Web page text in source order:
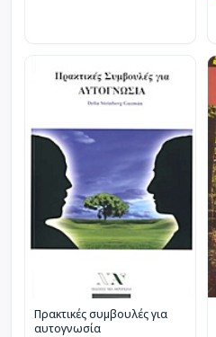
Πρακτικές συμβουλές για
αυτογνωσία